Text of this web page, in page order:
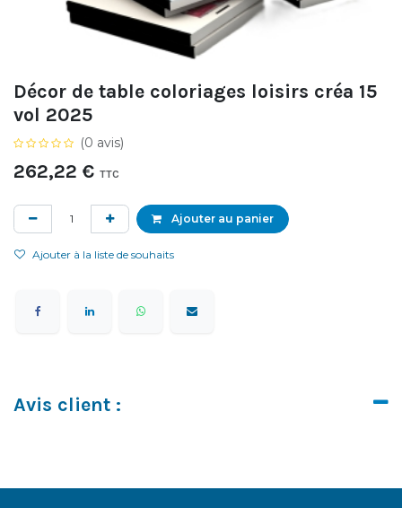
Décor de table coloriages loisirs créa 15
vol 2025
(0 avis)
262,22 € TTC
Ajouter au panier
Ajouter à la liste de souhaits
Avis client :